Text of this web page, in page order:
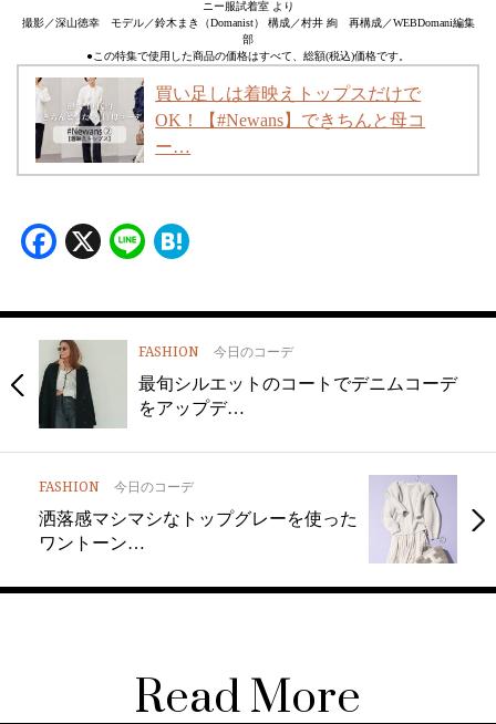
ニー服試着室 より
撮影／深山徳幸 モデル／鈴木まき（Domanist） 構成／村井 絢 再構成／WEBDomani編集
部
●この特集で使用した商品の価格はすべて、総額(税込)価格です。
買い足しは着映えトップスだけで
OK！【#Newans】できちんと母コ
ー…
Facebook
X Line
FASHION 今日のコーデ
最旬シルエットのコートでデニムコーデ
をアップデ…
FASHION 今日のコーデ
洒落感マシマシなトップグレーを使った
ワントーン…
Read More